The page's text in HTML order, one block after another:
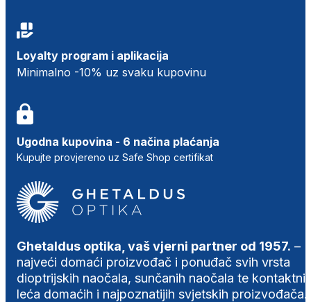
Loyalty program i aplikacija
Minimalno -10% uz svaku kupovinu
Ugodna kupovina - 6 načina plaćanja
Kupujte provjereno uz Safe Shop certifikat
Ghetaldus optika, vaš vjerni partner od 1957. –
najveći domaći proizvođač i ponuđač svih vrsta
dioptrijskih naočala, sunčanih naočala te
leća domaćih i najpoznatijih svjetskih proizvođača.